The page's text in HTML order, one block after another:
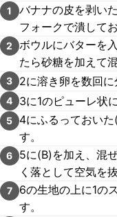
1
バナナの皮を剥い
フォークで潰してお
2
ボウルにバターを
たら砂糖を加えて混
3 2に溶き卵を数回に
4 3に1のピューレ状
5
4にふるっておい
す。
6
5に(B)を加え、混
く落として空気を
7
6の生地の上に1の
す。